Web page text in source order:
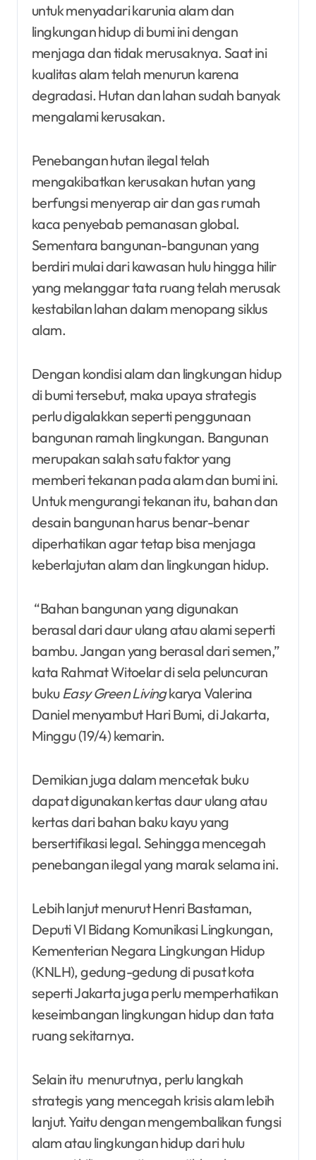
untuk menyadari karunia alam dan
lingkungan hidup di bumi ini dengan
menjaga dan tidak merusaknya. Saat ini
kualitas alam telah menurun karena
degradasi. Hutan dan lahan sudah banyak
mengalami kerusakan.
Penebangan hutan ilegal telah
mengakibatkan kerusakan hutan yang
berfungsi menyerap air dan gas rumah
kaca penyebab pemanasan global.
Sementara bangunan-bangunan yang
berdiri mulai dari kawasan hulu hingga hilir
yang melanggar tata ruang telah merusak
kestabilan lahan dalam menopang siklus
alam.
Dengan kondisi alam dan lingkungan hidup
di bumi tersebut, maka upaya strategis
perlu digalakkan seperti penggunaan
bangunan ramah lingkungan. Bangunan
merupakan salah satu faktor yang
memberi tekanan pada alam dan bumi ini.
Untuk mengurangi tekanan itu, bahan dan
desain bangunan harus benar-benar
diperhatikan agar tetap bisa menjaga
keberlajutan alam dan lingkungan hidup.
“Bahan bangunan yang digunakan
berasal dari daur ulang atau alami seperti
bambu. Jangan yang berasal dari semen,”
kata Rahmat Witoelar di sela peluncuran
buku Easy Green Livingkarya Valerina
Daniel menyambut Hari Bumi, di Jakarta,
Minggu (19/4) kemarin.
Demikian juga dalam mencetak buku
dapat digunakan kertas daur ulang atau
kertas dari bahan baku kayu yang
bersertifikasi legal. Sehingga mencegah
penebangan ilegal yang marak selama ini.
Lebih lanjut menurut Henri Bastaman,
Deputi VI Bidang Komunikasi Lingkungan,
Kementerian Negara Lingkungan Hidup
(KNLH), gedung-gedung di pusat kota
seperti Jakarta juga perlu memperhatikan
keseimbangan lingkungan hidup dan tata
ruang sekitarnya.
Selain itu menurutnya, perlu langkah
strategis yang mencegah krisis alam lebih
lanjut. Yaitu dengan mengembalikan fungsi
alam atau lingkungan hidup dari hulu